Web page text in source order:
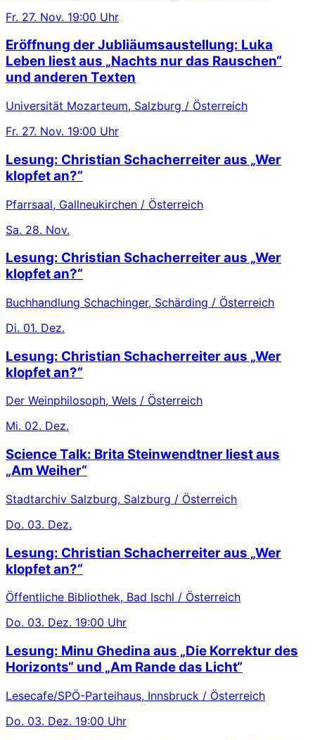
Fr. 27. Nov. 19:00 Uhr
Eröffnung der Jubliäumsaustellung: Luka
Leben liest aus „Nachts nur das Rauschen“
und anderen Texten
Universität Mozarteum, Salzburg / Österreich
Fr. 27. Nov. 19:00 Uhr
Lesung: Christian Schacherreiter aus „Wer
klopfet an?“
Pfarrsaal, Gallneukirchen / Österreich
Sa. 28. Nov.
Lesung: Christian Schacherreiter aus „Wer
klopfet an?“
Buchhandlung Schachinger, Schärding / Österreich
Di. 01. Dez.
Lesung: Christian Schacherreiter aus „Wer
klopfet an?“
Der Weinphilosoph, Wels / Österreich
Mi. 02. Dez.
Science Talk: Brita Steinwendtner liest aus
„Am Weiher“
Stadtarchiv Salzburg, Salzburg / Österreich
Do. 03. Dez.
Lesung: Christian Schacherreiter aus „Wer
klopfet an?“
Öffentliche Bibliothek, Bad Ischl / Österreich
Do. 03. Dez. 19:00 Uhr
Lesung: Minu Ghedina aus „Die Korrektur des
Horizonts“ und „Am Rande das Licht“
Lesecafe/SPÖ-Parteihaus, Innsbruck / Österreich
Do. 03. Dez. 19:00 Uhr